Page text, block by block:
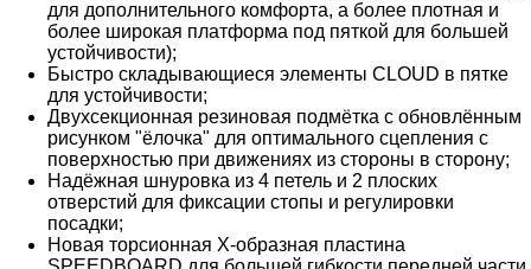
для дополнительного комфорта, а более плотная и
более широкая платформа под пяткой для большей
устойчивости);
Быстро складывающиеся элементы CLOUD в пятке
для устойчивости;
Двухсекционная резиновая подмётка с обновлённым
рисунком "ёлочка" для оптимального сцепления с
поверхностью при движениях из стороны в сторону;
Надёжная шнуровка из 4 петель и 2 плоских
отверстий для фиксации стопы и регулировки
посадки;
Новая торсионная X-образная пластина